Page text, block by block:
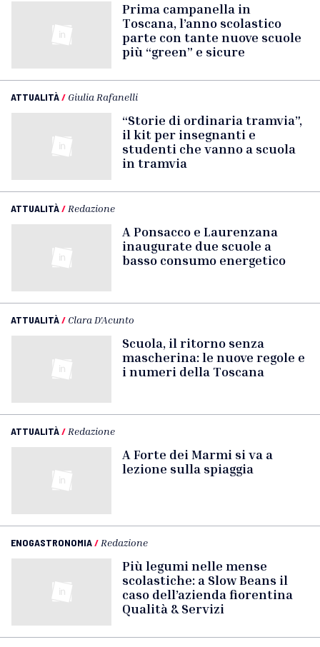
Prima campanella in
Toscana, l’anno scolastico
parte con tante nuove scuole
più “green” e sicure
ATTUALITÀ/ Giulia Rafanelli
“Storie di ordinaria tramvia”,
il kit per insegnanti e
studenti che vanno a scuola
in tramvia
ATTUALITÀ/ Redazione
A Ponsacco e Laurenzana
inaugurate due scuole a
basso consumo energetico
ATTUALITÀ/ Clara D'Acunto
Scuola, il ritorno senza
mascherina: le nuove regole e
i numeri della Toscana
ATTUALITÀ/ Redazione
A Forte dei Marmi si va a
lezione sulla spiaggia
ENOGASTRONOMIA/ Redazione
Più legumi nelle mense
scolastiche: a Slow Beans il
caso dell’azienda fiorentina
Qualità & Servizi